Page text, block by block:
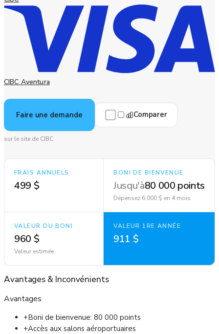
CIBC Aventura
Faire une demande Comparer
sur le site de CIBC
FRAIS ANNUELS
499 $
BONI DE BIENVENUE
Jusqu'à80 000 points
Dépensez 6 000 $ en 4 mois
VALEUR DU BONI
960 $
Valeur estimée
VALEUR 1RE ANNÉE
911 $
Avantages & Inconvénients
Avantages
+Boni de bienvenue: 80 000 points
+Accès aux salons aéroportuaires